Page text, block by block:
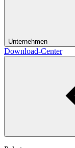
Unternehmen
Download-Center